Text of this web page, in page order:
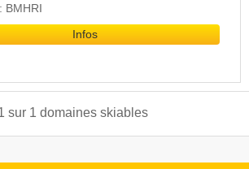
BMHRI
Infos
sur 1 domaines skiables